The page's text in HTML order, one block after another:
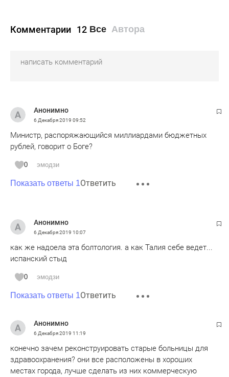
Комментарии 12 Все Автора
Анонимно
6 Декабря 2019 09:52
Министр, распоряжающийся миллиардами бюджетных
рублей, говорит о Боге?
0 эмодзи
Показать ответы 1Ответить
Анонимно
6 Декабря 2019 10:07
как же надоела эта болтология. а как Талия себе ведет...
испанский стыд
0 эмодзи
Показать ответы 1Ответить
Анонимно
6 Декабря 2019 11:19
конечно зачем реконструировать старые больницы для
здравоохранения? они все расположены в хороших
местах города, лучше сделать из них коммерческую